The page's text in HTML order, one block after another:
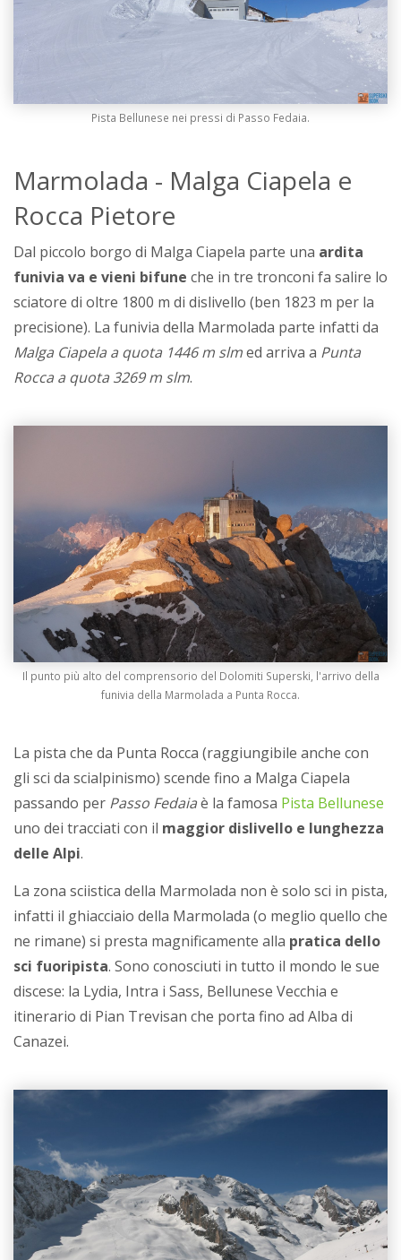
Pista Bellunese nei pressi di Passo Fedaia.
Marmolada - Malga Ciapela e
Rocca Pietore
Dal piccolo borgo di Malga Ciapela parte una ardita
funivia va e vieni bifune che in tre tronconi fa salire lo
sciatore di oltre 1800 m di dislivello (ben 1823 m per la
precisione). La funivia della Marmolada parte infatti da
Malga Ciapela a quota 1446 m slmed arriva a Punta
Rocca a quota 3269 m slm.
Il punto più alto del comprensorio del Dolomiti Superski, l'arrivo della
funivia della Marmolada a Punta Rocca.
La pista che da Punta Rocca (raggiungibile anche con
gli sci da scialpinismo) scende fino a Malga Ciapela
passando per Passo Fedaiaè la famosa Pista Bellunese
uno dei tracciati con il maggior dislivello e lunghezza
delle Alpi.
La zona sciistica della Marmolada non è solo sci in pista,
infatti il ghiacciaio della Marmolada (o meglio quello che
ne rimane) si presta magnificamente alla pratica dello
sci fuoripista. Sono conosciuti in tutto il mondo le sue
discese: la Lydia, Intra i Sass, Bellunese Vecchia e
itinerario di Pian Trevisan che porta fino ad Alba di
Canazei.